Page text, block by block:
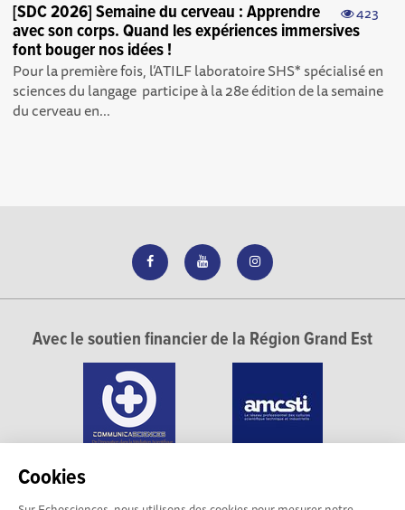
Cookies
423
[SDC 2026] Semaine du cerveau : Apprendre
avec son corps. Quand les expériences immersives
font bouger nos idées !
Pour la première fois, l’ATILF laboratoire SHS* spécialisé en
sciences du langage participe à la 28e édition de la semaine
du cerveau en...
Avec le soutien financier de la Région Grand Est